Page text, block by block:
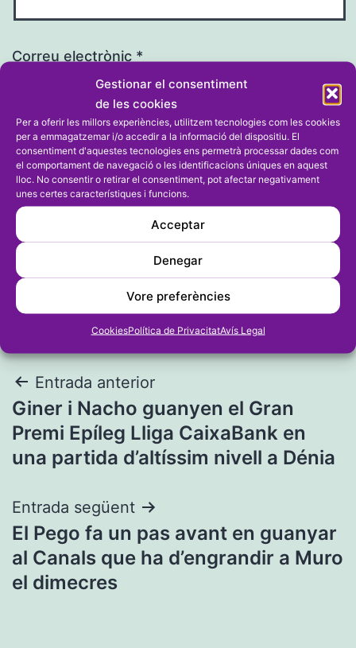
Gestionar el consentiment
de les cookies
Per a oferir les millors experiències, utilitzem tecnologies com les cookies
per a emmagatzemar i/o accedir a la informació del dispositiu. El
consentiment d'aquestes tecnologies ens permetrà processar dades com
el comportament de navegació o les identificacions úniques en aquest
lloc. No consentir o retirar el consentiment, pot afectar negativament
unes certes característiques i funcions.
Acceptar
Denegar
Vore preferències
CookiesPolítica de PrivacitatAvís Legal
Correu electrònic *
Lloc web
Navegació
d'entrades
Entrada anterior
Giner i Nacho guanyen el Gran
Premi Epíleg Lliga CaixaBank en
una partida d’altíssim nivell a Dénia
Entrada següent
El Pego fa un pas avant en guanyar
al Canals que ha d’engrandir a Muro
el dimecres